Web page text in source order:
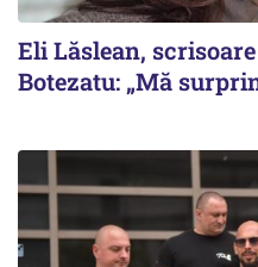
Eli Lăslean,
Botezatu: „Mă